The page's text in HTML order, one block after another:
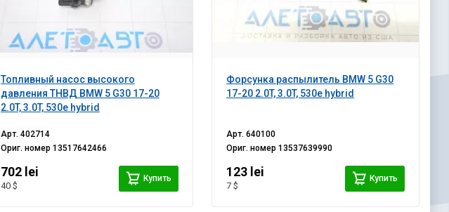
Топливный насос высокого
давления ТНВД BMW 5 G30 17-20
2.0T, 3.0T, 530e hybrid
Арт. 402714
Ориг. номер 13517642466
702 lei
40 $
Купить
Форсунка распылитель BMW 5 G30
17-20 2.0T, 3.0T, 530e hybrid
Арт.640100
Ориг. номер13537639990
123 lei
7 $
Купить